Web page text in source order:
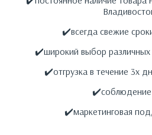
✔️всегда свежие
✔️широкий выбор различных
✔️отгрузка в течение 3х
✔️маркетинговая